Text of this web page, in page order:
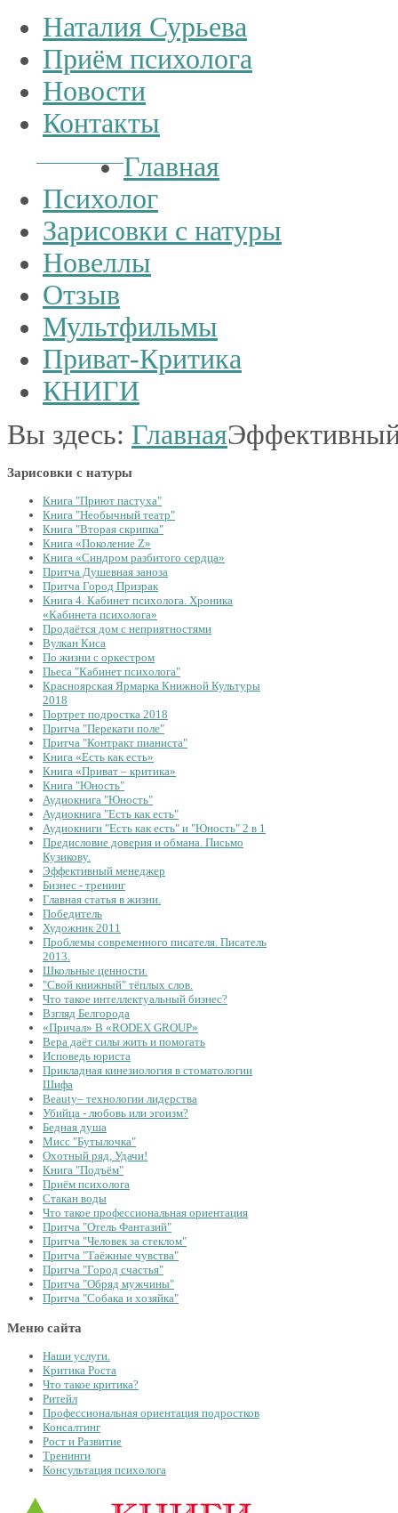
Наталия Сурьева
Приём психолога
Новости
Контакты
Главная
Психолог
Зарисовки с натуры
Новеллы
Отзыв
Мультфильмы
Приват-Критика
КНИГИ
Вы здесь: Главная
Зарисовки с натуры
Книга "Приют пастуха"
Книга "Необычный театр"
Книга "Вторая скрипка"
Книга «Поколение Z»
Книга «Синдром разбитого сердца»
Притча Душевная заноза
Притча Город Призрак
Книга 4. Кабинет психолога. Хроника
«Кабинета психолога»
Продаётся дом с неприятностями
Вулкан Киса
По жизни с оркестром
Пьеса "Кабинет психолога"
Красноярская Ярмарка Книжной Культуры
2018
Портрет подростка 2018
Притча "Перекати поле"
Притча "Контракт пианиста"
Книга «Есть как есть»
Книга «Приват – критика»
Книга "Юность"
Аудиокнига "Юность"
Аудиокнига "Есть как есть"
Аудиокниги "Есть как есть" и "Юность" 2 в 1
Предисловие доверия и обмана. Письмо
Кузикову.
Эффективный менеджер
Бизнес - тренинг
Главная статья в жизни.
Победитель
Художник 2011
Проблемы современного писателя. Писатель
2013.
Школьные ценности.
"Свой книжный" тёплых слов.
Что такое интеллектуальный бизнес?
Взгляд Белгорода
«Причал» В «RODEX GROUP»
Вера даёт силы жить и помогать
Исповедь юриста
Прикладная кинезиология в стоматологии
Шифа
Beauty– технологии лидерства
Убийца - любовь или эгоизм?
Бедная душа
Мисс "Бутылочка"
Охотный ряд, Удачи!
Книга "Подъём"
Приём психолога
Стакан воды
Что такое профессиональная ориентация
Притча "Отель Фантазий"
Притча "Человек за стеклом"
Притча "Таёжные чувства"
Притча "Город счастья"
Притча "Обряд мужчины"
Притча "Собака и хозяйка"
Меню сайта
Наши услуги.
Критика Роста
Что такое критика?
Ритейл
Профессиональная ориентация подростков
Консалтинг
Рост и Развитие
Тренинги
Консультация психолога